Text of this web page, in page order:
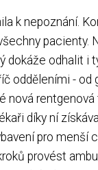
k nepoznání.
dokáže odhalit i
odděleními -
nová
díky ní
pro menší
provést